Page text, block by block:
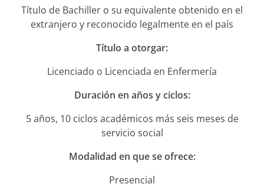
VALORES MORALES
CONTÁCTANOS
Título de Bachiller o su equivalente obtenido en el
extranjero y reconocido legalmente en el país
Título a otorgar:
Licenciado o Licenciada en Enfermería
Duración en años y ciclos:
5 años, 10 ciclos académicos más seis meses de
servicio social
Modalidad en que se ofrece:
Presencial